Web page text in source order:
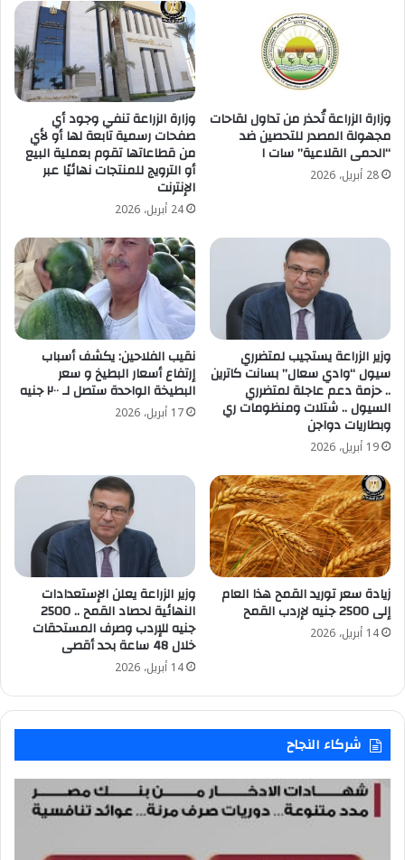
وزارة الزراعة تُحذر من تداول لقاحات
مجهولة المصدر للتحصين ضد
“الحمى القلاعية” سات ١
28 أبريل، 2026
وزارة الزراعة تنفي وجود أي
صفحات رسمية تابعة لها أو لأي
من قطاعاتها تقوم بعملية البيع
أو الترويج للمنتجات نهائيًا عبر
الإنترنت
24 أبريل، 2026
وزير الزراعة يستجيب لمتضرري
سيول “وادي سعال” بسانت كاترين
.. حزمة دعم عاجلة لمتضرري
السيول .. شتلات ومنظومات ري
وبطاريات دواجن
19 أبريل، 2026
نقيب الفلاحين: يكشف أسباب
إرتفاع أسعار البطيخ و سعر
البطيخة الواحدة ستصل لـ ٢٠٠ جنيه
17 أبريل، 2026
زيادة سعر توريد القمح هذا العام
إلى 2500 جنيه لإردب القمح
14 أبريل، 2026
وزير الزراعة يعلن الإستعدادات
النهائية لحصاد القمح .. 2500
جنيه للإردب وصرف المستحقات
خلال 48 ساعة بحد أقصى
14 أبريل، 2026
شركاء النجاح